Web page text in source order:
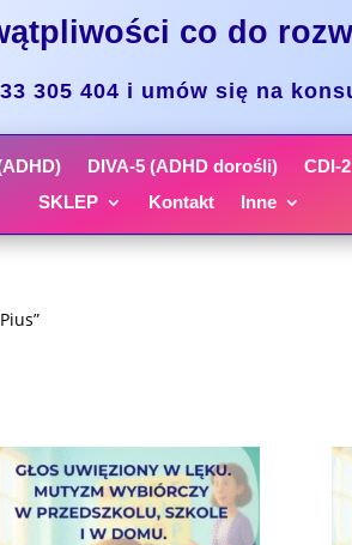
co do
305 404 i umów się na
DIVA-5 (ADHD dorośli) CDI-
SKLEP
Kontakt Inne